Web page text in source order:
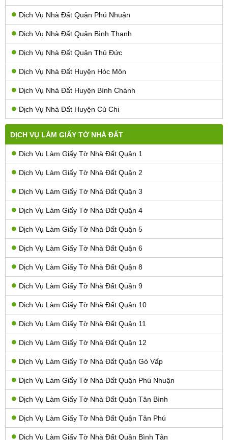
Dịch Vụ Nhà Đất Quận Phú Nhuận
Dịch Vụ Nhà Đất Quận Bình Thạnh
Dịch Vụ Nhà Đất Quận Thủ Đức
Dịch Vụ Nhà Đất Huyện Hóc Môn
Dịch Vụ Nhà Đất Huyện Bình Chánh
Dịch Vụ Nhà Đất Huyện Củ Chi
DỊCH VỤ LÀM GIẤY TỜ NHÀ ĐẤT
Dịch Vụ Làm Giấy Tờ Nhà Đất Quận 1
Dịch Vụ Làm Giấy Tờ Nhà Đất Quận 2
Dịch Vụ Làm Giấy Tờ Nhà Đất Quận 3
Dịch Vụ Làm Giấy Tờ Nhà Đất Quận 4
Dịch Vụ Làm Giấy Tờ Nhà Đất Quận 5
Dịch Vụ Làm Giấy Tờ Nhà Đất Quận 6
Dịch Vụ Làm Giấy Tờ Nhà Đất Quận 8
Dịch Vụ Làm Giấy Tờ Nhà Đất Quận 9
Dịch Vụ Làm Giấy Tờ Nhà Đất Quận 10
Dịch Vụ Làm Giấy Tờ Nhà Đất Quận 11
Dịch Vụ Làm Giấy Tờ Nhà Đất Quận 12
Dịch Vụ Làm Giấy Tờ Nhà Đất Quận Gò Vấp
Dịch Vụ Làm Giấy Tờ Nhà Đất Quận Phú Nhuận
Dịch Vụ Làm Giấy Tờ Nhà Đất Quận Tân Bình
Dịch Vụ Làm Giấy Tờ Nhà Đất Quận Tân Phú
Dịch Vụ Làm Giấy Tờ Nhà Đất Quận Bình Tân